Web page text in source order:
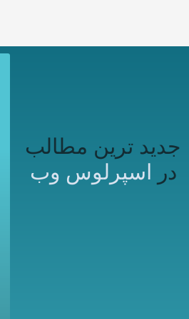
جدید ترین مطالب
در
اسپرلوس وب